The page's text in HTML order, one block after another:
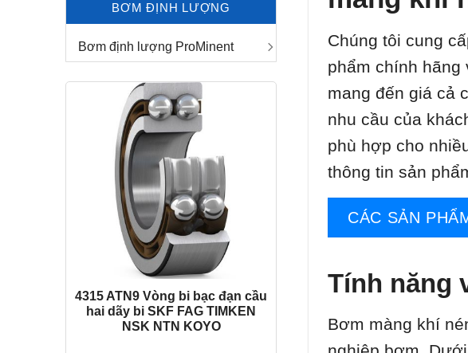
BƠM ĐỊNH LƯỢNG
Bơm định lượng ProMinent
4315 ATN9 Vòng bi bạc đạn cầu
hai dãy bi SKF FAG TIMKEN
NSK NTN KOYO
Chúng tôi cung
phẩm chính
mang đến giá cả
nhu cầu của
phù hợp cho
thông tin sản
CÁC SẢN
Tính năng
Bơm màng khí